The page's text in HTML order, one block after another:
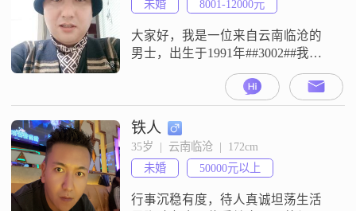
未婚
8001-12000元
大家好，我是一位来自云南临沧的
男士，出生于1991年##3002##我的
身高大约是168厘米，虽然不算特别
高，但我相信身高并不是最重要
的，重要的是我们的心灵相通
##3002##目前，我的月收入在8001
到12000元之间，能够保证基本的生
活需求，并且有一定的经济基础来
规划未来##3002##我的学历是高中
及以下，但我一
铁人
35岁  |  云南临沧  |  172cm
未婚
50000元以上
行事沉稳有度，待人真诚坦荡生活